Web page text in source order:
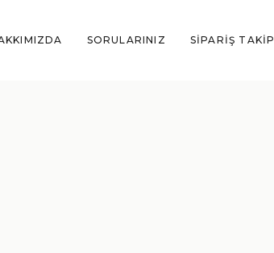
SORULARINIZ SIPARIŞ TAKIP